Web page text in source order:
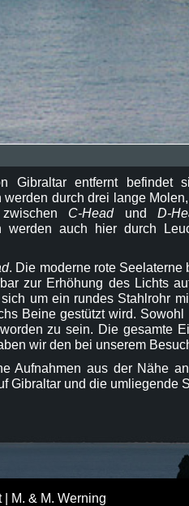
Gibraltar entfernt befindet
durch drei lange
C-Headund D-
werden auch hier durch
. Die moderne rote Seelaterne
zur Erhöhung des Lichts
um ein rundes Stahlrohr
Beine gestützt wird. Sowohl
zu sein. Die gesamte
wir den bei unserem
Aufnahmen aus der Nähe
Gibraltar und die umliegende
M. & M. Werning